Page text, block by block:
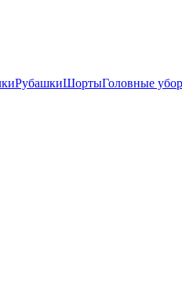
РубашкиШортыГоловные